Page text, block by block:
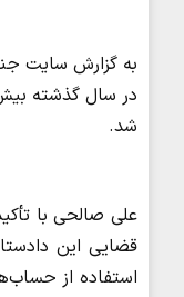
به گزارش سایت
شد.
علی صالحی با
قضایی این